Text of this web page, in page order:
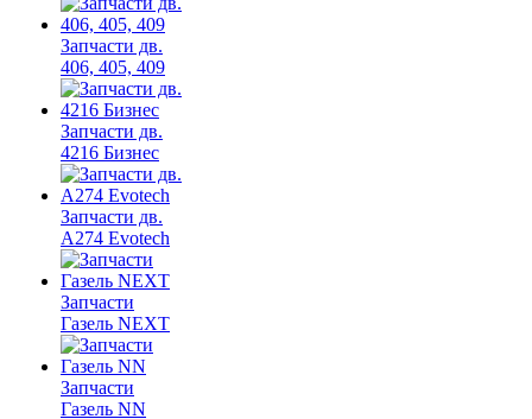
Запчасти дв.
406, 405, 409
Запчасти дв.
4216 Бизнес
Запчасти дв.
A274 Evotech
Запчасти
Газель NEXT
Запчасти
Газель NN